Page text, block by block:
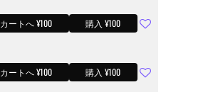
カートへ ¥100 購入 ¥100
カートへ ¥100 購入 ¥100